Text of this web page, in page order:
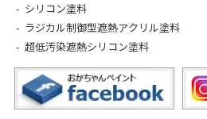
シリコン塗料
ラジカル制御型遮熱アクリル塗料
超低汚染遮熱シリコン塗料